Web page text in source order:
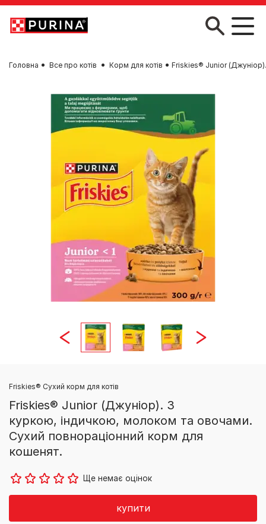
Skip to main content
Головна Все про котів Корм для котів Friskies® Junior
Friskies® Сухий корм для котів
Friskies® Junior (Джуніор). З
куркою, індичкою, молоком та овочами.
Сухий повнораціонний корм для
кошенят.
Ще немає оцінок
купити